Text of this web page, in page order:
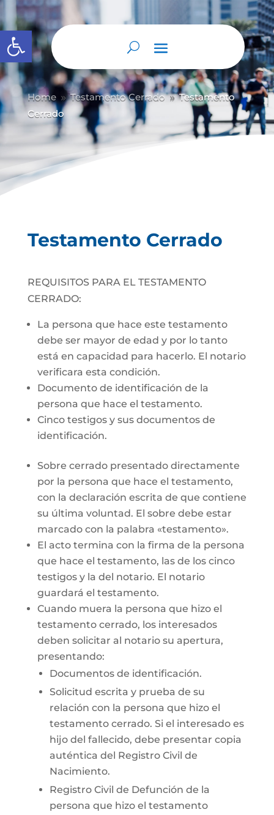
Abrir barra de herramientas
Home 9 Testamento Cerrado 9 Testamento
Cerrado
Testamento Cerrado
REQUISITOS PARA EL TESTAMENTO
CERRADO:
La persona que hace este testamento
debe ser mayor de edad y por lo tanto
está en capacidad para hacerlo. El notario
verificara esta condición.
Documento de identificación de la
persona que hace el testamento.
Cinco testigos y sus documentos de
identificación.
Sobre cerrado presentado directamente
por la persona que hace el testamento,
con la declaración escrita de que contiene
su última voluntad. El sobre debe estar
marcado con la palabra «testamento».
El acto termina con la firma de la persona
que hace el testamento, las de los cinco
testigos y la del notario. El notario
guardará el testamento.
Cuando muera la persona que hizo el
testamento cerrado, los interesados
deben solicitar al notario su apertura,
presentando:
Documentos de identificación.
Solicitud escrita y prueba de su
relación con la persona que hizo el
testamento cerrado. Si el interesado es
hijo del fallecido, debe presentar copia
auténtica del Registro Civil de
Nacimiento.
Registro Civil de Defunción de la
persona que hizo el testamento